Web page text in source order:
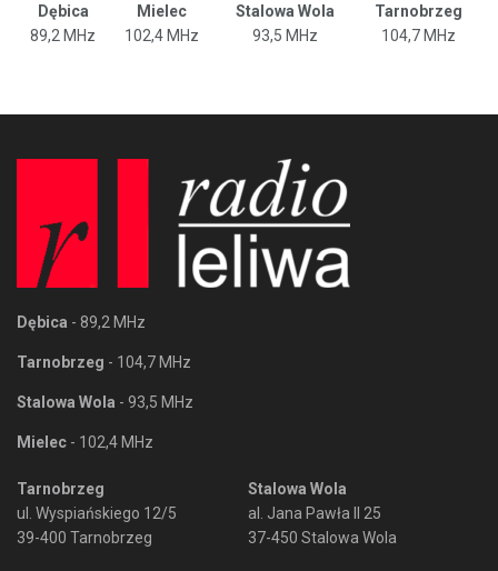
Dębica Mielec Stalowa Wola
Tarnobrzeg
89,2 MHz
102,4 MHz 93,5 MHz 104,7 MHz
Dębica - 89,2 MHz
Tarnobrzeg - 104,7 MHz
Stalowa Wola - 93,5 MHz
Mielec - 102,4 MHz
Tarnobrzeg
ul. Wyspiańskiego 12/5
39-400 Tarnobrzeg
Stalowa Wola
al. Jana Pawła II 25
37-450 Stalowa Wola